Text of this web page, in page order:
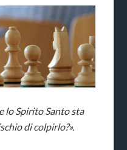
lo Spirito Santo sta
di colpirlo?».